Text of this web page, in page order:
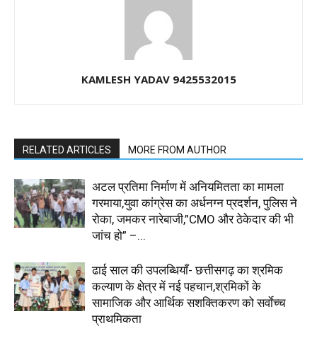
KAMLESH YADAV 9425532015
RELATED ARTICLES MORE FROM AUTHOR
अटल प्रतिमा निर्माण में अनियमितता का मामला
गरमाया,युवा कांग्रेस का अर्धनग्न प्रदर्शन, पुलिस ने
रोका, जमकर नारेबाजी,”CMO और ठेकेदार की भी
जांच हो” –...
ढाई साल की उपलब्धियाँ- छत्तीसगढ़ का श्रमिक
कल्याण के क्षेत्र में नई पहचान,श्रमिकों के
सामाजिक और आर्थिक सशक्तिकरण को सर्वाेच्च
प्राथमिकता